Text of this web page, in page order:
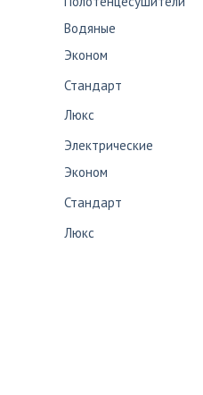
Водяные
Эконом
Стандарт
Люкс
Электрические
Эконом
Стандарт
Люкс